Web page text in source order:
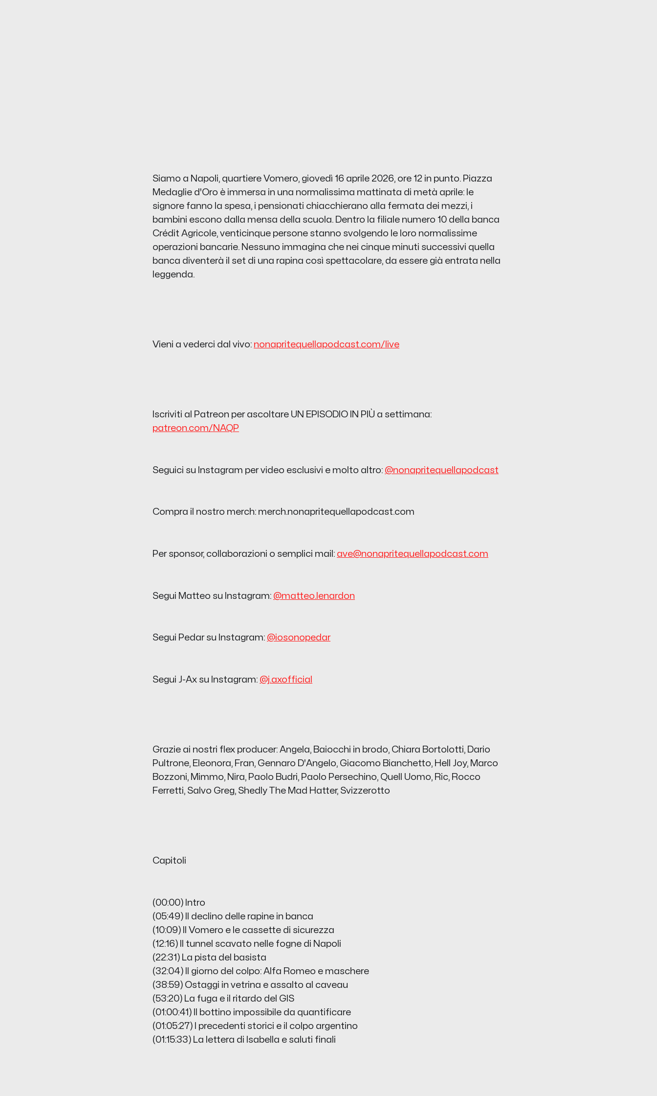
Siamo a Napoli, quartiere Vomero, giovedì 16 aprile 2026, ore 12 in punto. Piazza
Medaglie d'Oro è immersa in una normalissima mattinata di metà aprile: le
signore fanno la spesa, i pensionati chiacchierano alla fermata dei mezzi, i
bambini escono dalla mensa della scuola. Dentro la filiale numero 10 della banca
Crédit Agricole, venticinque persone stanno svolgendo le loro normalissime
operazioni bancarie. Nessuno immagina che nei cinque minuti successivi quella
banca diventerà il set di una rapina così spettacolare, da essere già entrata nella
leggenda.
Vieni a vederci dal vivo: nonapritequellapodcast.com/live
Iscriviti al Patreon per ascoltare UN EPISODIO IN PIÙ a settimana:
patreon.com/NAQP
Seguici su Instagram per video esclusivi e molto altro: @nonapritequellapodcast
Compra il nostro merch: merch.nonapritequellapodcast.com
Per sponsor, collaborazioni o semplici mail: ave@nonapritequellapodcast.com
Segui Matteo su Instagram: @matteo.lenardon
Segui Pedar su Instagram: @iosonopedar
Segui J-Ax su Instagram: @j.axofficial
Grazie ai nostri flex producer: Angela, Baiocchi in brodo, Chiara Bortolotti, Dario
Pultrone, Eleonora, Fran, Gennaro D'Angelo, Giacomo Bianchetto, Hell Joy, Marco
Bozzoni, Mimmo, Nira, Paolo Budri, Paolo Persechino, Quell Uomo, Ric, Rocco
Ferretti, Salvo Greg, Shedly The Mad Hatter, Svizzerotto
Capitoli
(00:00) Intro
(05:49) Il declino delle rapine in banca
(10:09) Il Vomero e le cassette di sicurezza
(12:16) Il tunnel scavato nelle fogne di Napoli
(22:31) La pista del basista
(32:04) Il giorno del colpo: Alfa Romeo e maschere
(38:59) Ostaggi in vetrina e assalto al caveau
(53:20) La fuga e il ritardo del GIS
(01:00:41) Il bottino impossibile da quantificare
(01:05:27) I precedenti storici e il colpo argentino
(01:15:33) La lettera di Isabella e saluti finali